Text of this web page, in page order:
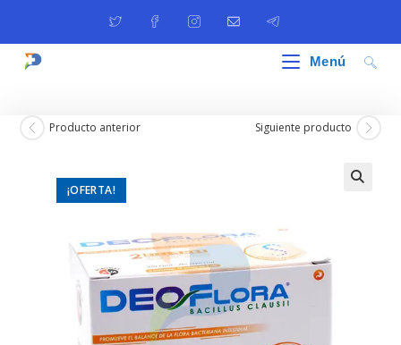
Menú
¡OFERTA!
Producto anterior Siguiente producto